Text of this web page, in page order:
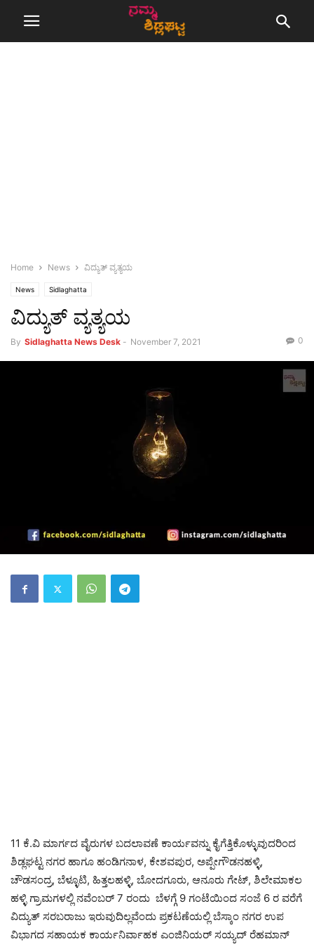
Home News ವಿದ್ಯುತ್ ವ್ಯತ್ಯಯ
News Sidlaghatta
ವಿದ್ಯುತ್ ವ್ಯತ್ಯಯ
By Sidlaghatta News Desk - November 7, 2021 0
11 ಕೆ.ವಿ ಮಾರ್ಗದ ವೈರುಗಳ ಬದಲಾವಣೆ ಕಾರ್ಯವನ್ನು ಕೈಗೆತ್ತಿಕೊಳ್ಳುವುದರಿಂದ
ಶಿಡ್ಲಘಟ್ಟ ನಗರ ಹಾಗೂ ಹಂಡಿಗನಾಳ, ಕೇಶವಪುರ, ಅಪ್ಪೇಗೌಡನಹಳ್ಳಿ,
ಚೌಡಸಂದ್ರ, ಬೆಳ್ಳೂಟಿ, ಹಿತ್ತಲಹಳ್ಳಿ, ಬೋದಗೂರು, ಆನೂರು ಗೇಟ್, ಶಿಲೇಮಾಕಲ
ಹಳ್ಳಿ ಗ್ರಾಮಗಳಲ್ಲಿ ನವೆಂಬರ್ 7 ರಂದು ಬೆಳಗ್ಗೆ 9 ಗಂಟೆಯಿಂದ ಸಂಜೆ 6 ರ ವರೆಗೆ
ವಿದ್ಯುತ್ ಸರಬರಾಜು ಇರುವುದಿಲ್ಲವೆಂದು ಪ್ರಕಟಣೆಯಲ್ಲಿ ಬೆಸ್ಕಾಂ ನಗರ ಉಪ
ವಿಭಾಗದ ಸಹಾಯಕ ಕಾರ್ಯನಿರ್ವಾಹಕ ಎಂಜಿನಿಯರ್ ಸಯ್ಯದ್ ರೆಹಮಾನ್